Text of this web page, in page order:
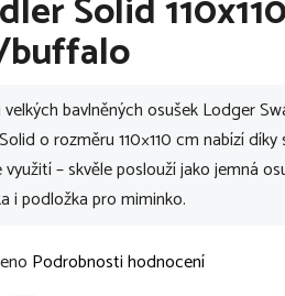
Solid
bavlněných osušek Lodger
o rozměru 110×110 cm nabízí
– skvěle poslouží jako jemná
i podložka pro miminko.
Podrobnosti hodnocení